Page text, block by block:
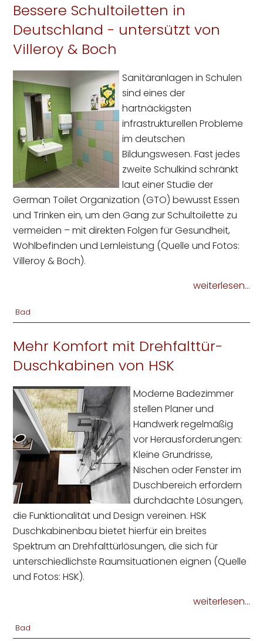
Bessere Schultoiletten in
Deutschland - untersützt von
Villeroy & Boch
Sanitäranlagen in Schulen
sind eines der
hartnäckigsten
infrastrukturellen Probleme
im deutschen
Bildungswesen. Fast jedes
zweite Schulkind schränkt
laut einer Studie der
German Toilet Organization (GTO) bewusst Essen
und Trinken ein, um den Gang zur Schultoilette zu
vermeiden – mit direkten Folgen für Gesundheit,
Wohlbefinden und Lernleistung (Quelle und Fotos:
Villeroy & Boch).
weiterlesen...
Bad
Mehr Komfort mit Drehfalttür-
Duschkabinen von HSK
Moderne Badezimmer
stellen Planer und
Handwerk regelmäßig
vor Herausforderungen:
Kleine Grundrisse,
Nischen oder Fenster im
Duschbereich erfordern
durchdachte Lösungen,
die Funktionalität und Design vereinen. HSK
Duschkabinenbau bietet hierfür ein breites
Spektrum an Drehfalttürlösungen, die sich für
unterschiedlichste Raumsituationen eignen (Quelle
und Fotos: HSK).
weiterlesen...
Bad